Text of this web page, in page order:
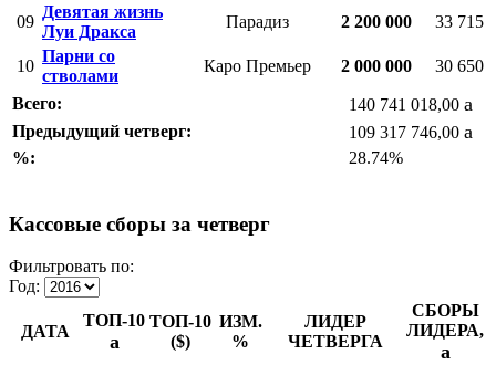
09
Девятая жизнь
Луи Дракса
Парадиз 2 200 000 33 715
10
Парни со
стволами
Каро Премьер 2 000 000
30 650
Всего:
140 741 018,00 a
Предыдущий четверг: 109 317 746,00 a
%: 28.74%
Кассовые сборы за четверг
Фильтровать по:
Год:
ДАТА
ТОП-10
a
ТОП-10
($)
ИЗМ.
%
ЛИДЕР
ЧЕТВЕРГА
СБОРЫ
ЛИДЕРА,
a